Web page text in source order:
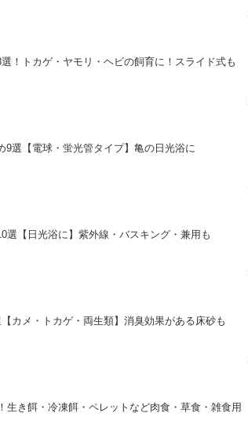
！トカゲ・ヤモリ・ヘビの飼育に！スライド式も
9選【電球・蛍光管タイプ】亀の日光浴に
選【日光浴に】紫外線・バスキング・兼用も
カメ・トカゲ・両生類】消臭効果がある床砂も
生き餌・冷凍餌・ペレットなど肉食・草食・雑食用